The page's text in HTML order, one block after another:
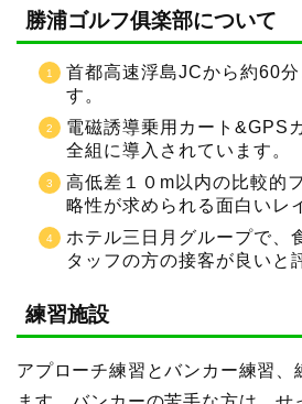
勝浦ゴルフ俱楽部について
首都高速浮島JCから約60
す。
電磁誘導乗用カート&GPS
全組に導入されています。
高低差１０m以内の比較的
略性が求められる面白いレ
ホテル三日月グループで、
タッフの方の接客が良いと
練習施設
アプローチ練習とバンカー練習、